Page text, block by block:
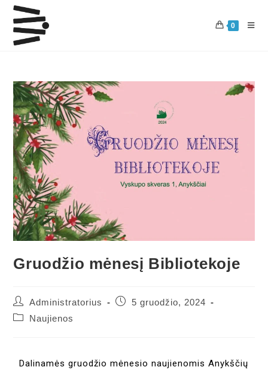
0
Gruodžio mėnesį Bibliotekoje
Administratorius
5 gruodžio, 2024
Naujienos
Dalinamės gruodžio mėnesio naujienomis Anykščių